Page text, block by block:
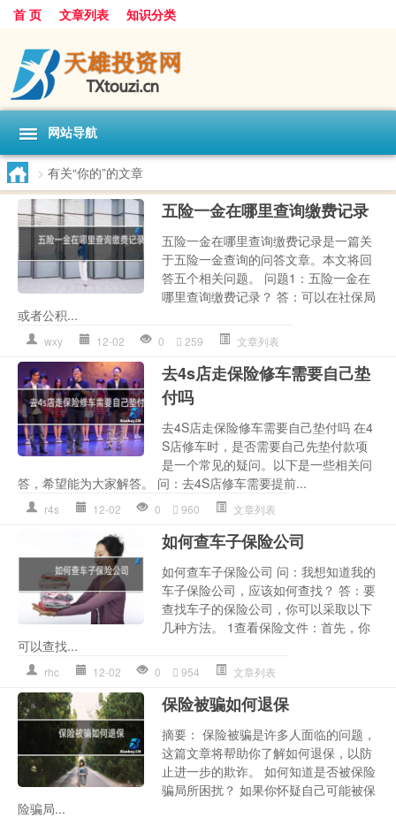
首 页 文章列表 知识分类
网站导航
> 有关“你的”的文章
五险一金在哪里查询缴费记录
五险一金在哪里查询缴费记录是一篇关
于五险一金查询的问答文章。本文将回
答五个相关问题。 问题1：五险一金在
哪里查询缴费记录？ 答：可以在社保局
或者公积...
wxy 12-02 0 259 文章列表
去4s店走保险修车需要自己垫
付吗
去4S店走保险修车需要自己垫付吗 在4
S店修车时，是否需要自己先垫付款项
是一个常见的疑问。以下是一些相关问
答，希望能为大家解答。 问：去4S店修车需要提前...
r4s 12-02 0 960 文章列表
如何查车子保险公司
如何查车子保险公司 问：我想知道我的
车子保险公司，应该如何查找？ 答：要
查找车子的保险公司，你可以采取以下
几种方法。 1查看保险文件：首先，你
可以查找...
rhc 12-02 0 954 文章列表
保险被骗如何退保
摘要： 保险被骗是许多人面临的问题，
这篇文章将帮助你了解如何退保，以防
止进一步的欺诈。 如何知道是否被保险
骗局所困扰？ 如果你怀疑自己可能被保
险骗局...